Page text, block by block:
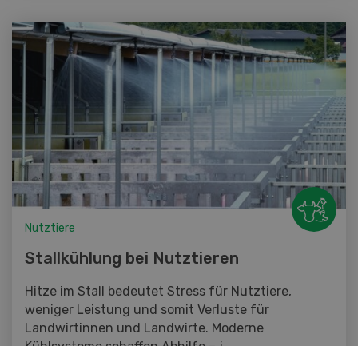
Nutztiere
Stallkühlung bei Nutztieren
Hitze im Stall bedeutet Stress für Nutztiere,
weniger Leistung und somit Verluste für
Landwirtinnen und Landwirte. Moderne